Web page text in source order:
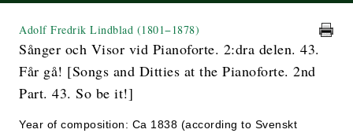
Adolf Fredrik Lindblad (1801−1878)
Sånger och Visor vid Pianoforte. 2:dra delen. 43.
Får gå! [Songs and Ditties at the Pianoforte. 2nd
Part. 43. So be it!]
Year of composition: Ca 1838 (according to Svenskt